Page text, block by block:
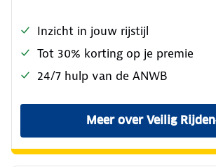
Inzicht in jouw rijstijl
Tot 30% korting op je premie
24/7 hulp van de ANWB
Meer over Veilig Rijden